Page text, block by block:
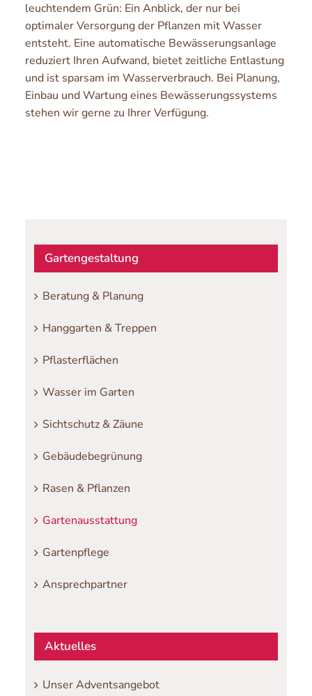
leuchtendem Grün: Ein Anblick, der nur bei
optimaler Versorgung der Pflanzen mit Wasser
entsteht. Eine automatische Bewässerungsanlage
reduziert Ihren Aufwand, bietet zeitliche Entlastung
und ist sparsam im Wasserverbrauch. Bei Planung,
Einbau und Wartung eines Bewässerungssystems
stehen wir gerne zu Ihrer Verfügung.
Gartengestaltung
Beratung & Planung
Hanggarten & Treppen
Pflasterflächen
Wasser im Garten
Sichtschutz & Zäune
Gebäudebegrünung
Rasen & Pflanzen
Gartenausstattung
Gartenpflege
Ansprechpartner
Aktuelles
Unser Adventsangebot